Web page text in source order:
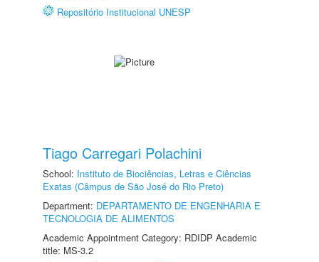
Repositório Institucional UNESP
Tiago Carregari Polachini
School: Instituto de Biociências, Letras e Ciências
Exatas (Câmpus de São José do Rio Preto)
Department: DEPARTAMENTO DE ENGENHARIA E
TECNOLOGIA DE ALIMENTOS
Academic Appointment Category: RDIDP Academic
title: MS-3.2